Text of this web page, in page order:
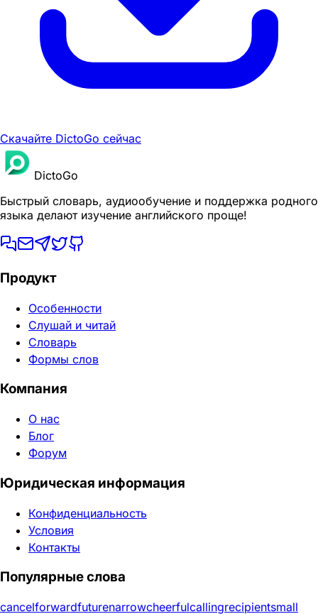
Скачайте DictoGo сейчас
DictoGo
Быстрый словарь, аудиообучение и поддержка родного
языка делают изучение английского проще!
Продукт
Особенности
Слушай и читай
Словарь
Формы слов
Компания
О нас
Блог
Форум
Юридическая информация
Конфиденциальность
Условия
Контакты
Популярные слова
cancelforwardfuturenarrowcheerfulcallingrecipientsmall